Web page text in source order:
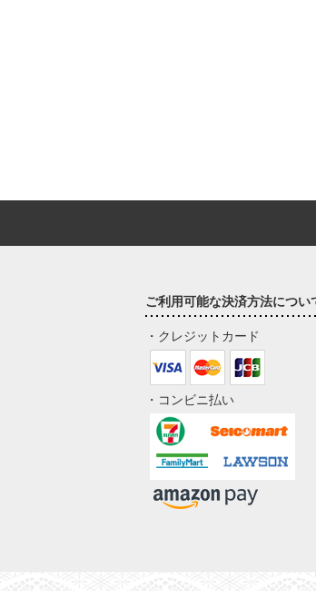
ご利用可能な決済方法につい
・クレジットカード
・コンビニ払い